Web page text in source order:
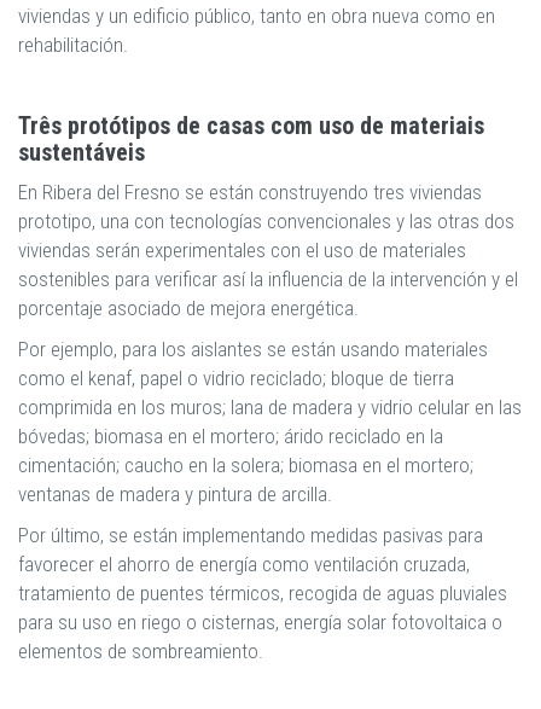
viviendas y un edificio público, tanto en obra nueva como en
rehabilitación.
Três protótipos de casas com uso de materiais
sustentáveis
En Ribera del Fresno se están construyendo tres viviendas
prototipo, una con tecnologías convencionales y las otras dos
viviendas serán experimentales con el uso de materiales
sostenibles para verificar así la influencia de la intervención y el
porcentaje asociado de mejora energética.
Por ejemplo, para los aislantes se están usando materiales
como el kenaf, papel o vidrio reciclado; bloque de tierra
comprimida en los muros; lana de madera y vidrio celular en las
bóvedas; biomasa en el mortero; árido reciclado en la
cimentación; caucho en la solera; biomasa en el mortero;
ventanas de madera y pintura de arcilla.
Por último, se están implementando medidas pasivas para
favorecer el ahorro de energía como ventilación cruzada,
tratamiento de puentes térmicos, recogida de aguas pluviales
para su uso en riego o cisternas, energía solar fotovoltaica o
elementos de sombreamiento.